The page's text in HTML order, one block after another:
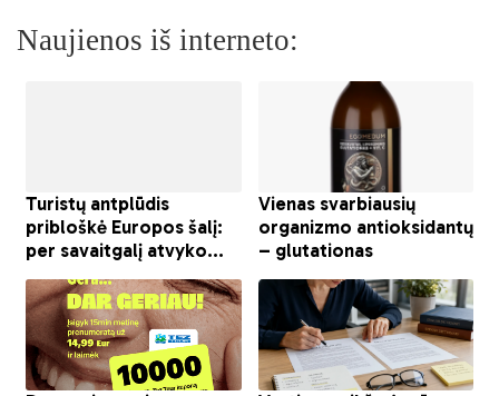
Naujienos iš interneto: